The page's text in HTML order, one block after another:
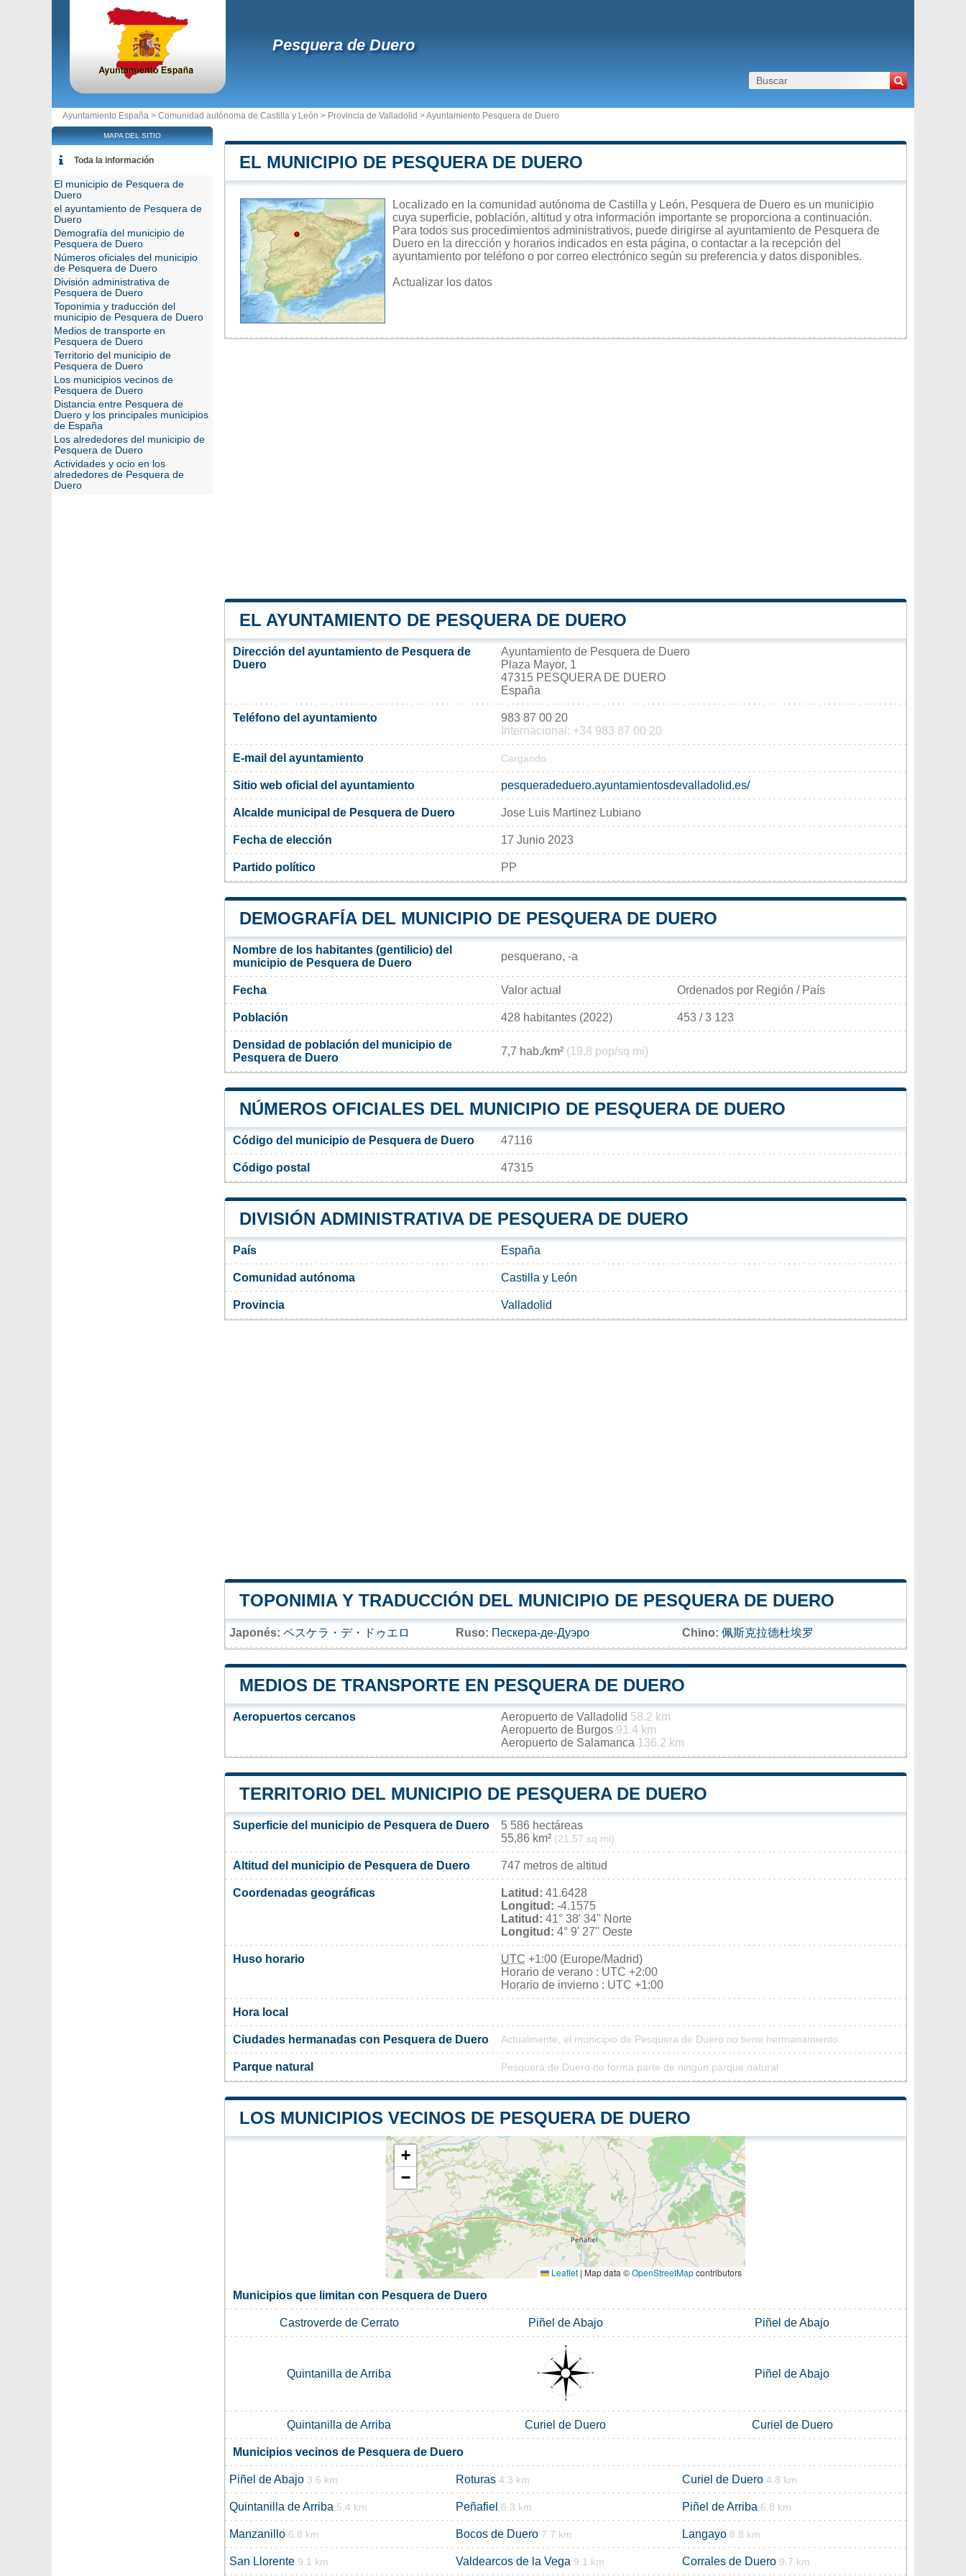
Pesquera de Duero
Ayuntamiento España > Comunidad autónoma de Castilla y León > Provincia de Valladolid >Ayuntamiento Pesquera de Duero
EL MUNICIPIO DE PESQUERA DE DUERO
Localizado en la comunidad autónoma de Castilla y León, Pesquera de Duero es un municipio
cuya superficie, población, altitud y otra información importante se proporciona a continuación.
Para todos sus procedimientos administrativos, puede dirigirse al ayuntamiento de Pesquera de
Duero en la dirección y horarios indicados en esta página, o contactar a la recepción del
ayuntamiento por teléfono o por correo electrónico según su preferencia y datos disponibles.
Actualizar los datos
EL AYUNTAMIENTO DE PESQUERA DE DUERO
Dirección del ayuntamiento de Pesquera de
Duero
Ayuntamiento de Pesquera de Duero
Plaza Mayor, 1
47315 PESQUERA DE DUERO
España
Teléfono del ayuntamiento
983 87 00 20
Internacional: +34 983 87 00 20
E-mail del ayuntamiento Cargando...
Sitio web oficial del ayuntamiento pesqueradeduero.ayuntamientosdevalladolid.es/
Alcalde municipal de Pesquera de Duero Jose Luis Martinez Lubiano
Fecha de elección 17 Junio 2023
Partido político PP
DEMOGRAFÍA DEL MUNICIPIO DE PESQUERA DE DUERO
Nombre de los habitantes (gentilicio) del
municipio de Pesquera de Duero
pesquerano, -a
Fecha Valor actual Ordenados por Región / País
Población 428 habitantes (2022) 453 / 3 123
Densidad de población del municipio de
Pesquera de Duero
7,7 hab./km² (19,8 pop/sq mi)
NÚMEROS OFICIALES DEL MUNICIPIO DE PESQUERA DE DUERO
Código del municipio de Pesquera de Duero 47116
Código postal 47315
DIVISIÓN ADMINISTRATIVA DE PESQUERA DE DUERO
País España
Comunidad autónoma Castilla y León
Provincia Valladolid
TOPONIMIA Y TRADUCCIÓN DEL MUNICIPIO DE PESQUERA DE DUERO
Japonés: ペスケラ・デ・ドゥエロ Ruso: Пескера-де-Дуэро Chino: 佩斯克拉德杜埃罗
MEDIOS DE TRANSPORTE EN PESQUERA DE DUERO
Aeropuertos cercanos Aeropuerto de Valladolid 58.2 km
Aeropuerto de Burgos 91.4 km
Aeropuerto de Salamanca 136.2 km
TERRITORIO DEL MUNICIPIO DE PESQUERA DE DUERO
Superficie del municipio de Pesquera de Duero
5 586 hectáreas
55,86 km² (21,57 sq mi)
Altitud del municipio de Pesquera de Duero 747 metros de altitud
Coordenadas geográficas Latitud: 41.6428
Longitud: -4.1575
Latitud: 41° 38' 34'' Norte
Longitud: 4° 9' 27'' Oeste
Huso horario UTC +1:00 (Europe/Madrid)
Horario de verano : UTC +2:00
Horario de invierno : UTC +1:00
Hora local
Ciudades hermanadas con Pesquera de Duero Actualmente, el municipio de Pesquera de Duero no tiene hermanamiento
Parque natural Pesquera de Duero no forma parte de ningún parque natural
LOS MUNICIPIOS VECINOS DE PESQUERA DE DUERO
+
−
Leaflet | Map data ©OpenStreetMapcontributors
Municipios que limitan con Pesquera de Duero
Castroverde de Cerrato Piñel de Abajo Piñel de Abajo
Quintanilla de Arriba Piñel de Abajo
Quintanilla de Arriba Curiel de Duero Curiel de Duero
Municipios vecinos de Pesquera de Duero
Piñel de Abajo 3.6 km Roturas 4.3 km Curiel de Duero 4.8 km
Quintanilla de Arriba 5.4 km Peñafiel 6.3 km Piñel de Arriba 6.8 km
Manzanillo 6.8 km Bocos de Duero 7.7 km Langayo 8.8 km
San Llorente 9.1 km Valdearcos de la Vega 9.1 km Corrales de Duero 9.7 km
MAPA DEL SITIO
Toda la información
El municipio de Pesquera de
Duero
el ayuntamiento de Pesquera de
Duero
Demografía del municipio de
Pesquera de Duero
Números oficiales del municipio
de Pesquera de Duero
División administrativa de
Pesquera de Duero
Toponimia y traducción del
municipio de Pesquera de Duero
Medios de transporte en
Pesquera de Duero
Territorio del municipio de
Pesquera de Duero
Los municipios vecinos de
Pesquera de Duero
Distancia entre Pesquera de
Duero y los principales municipios
de España
Los alrededores del municipio de
Pesquera de Duero
Actividades y ocio en los
alrededores de Pesquera de
Duero